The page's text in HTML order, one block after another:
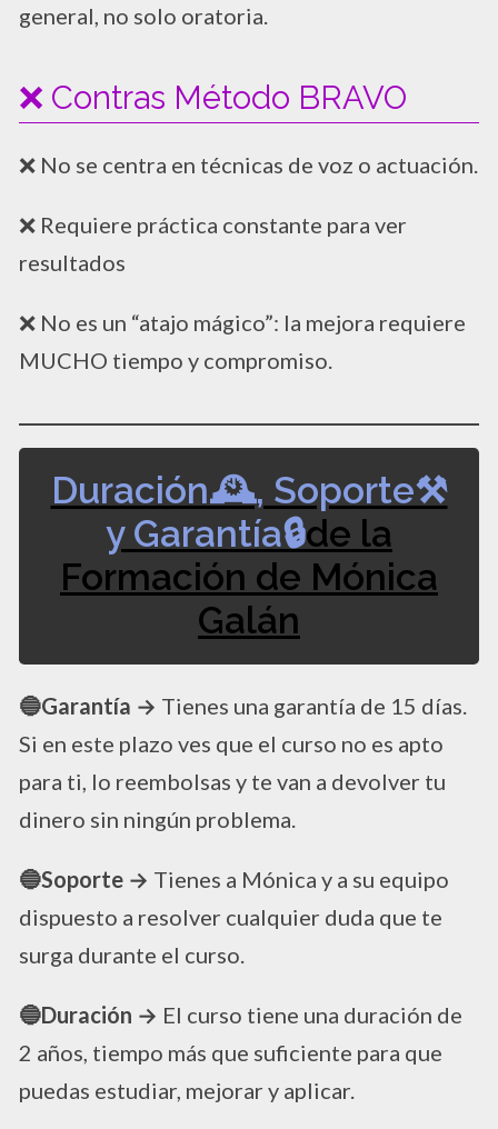
general, no solo oratoria.
❌ Contras Método BRAVO
❌ No se centra en técnicas de voz o actuación.
❌ Requiere práctica constante para ver
resultados
❌ No es un “atajo mágico”: la mejora requiere
MUCHO tiempo y compromiso.
Duración🕰️, Soporte⚒️
y Garantía🔒de la
Formación de Mónica
Galán
🔵Garantía → Tienes una garantía de 15 días.
Si en este plazo ves que el curso no es apto
para ti, lo reembolsas y te van a devolver tu
dinero sin ningún problema.
🔵Soporte → Tienes a Mónica y a su equipo
dispuesto a resolver cualquier duda que te
surga durante el curso.
🔵Duración → El curso tiene una duración de
2 años, tiempo más que suficiente para que
puedas estudiar, mejorar y aplicar.